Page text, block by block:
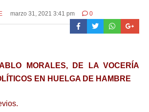
marzo 31, 2021 3:41 pm 0
MORALES, DE LA VOCERÍA
EN HUELGA DE HAMBRE